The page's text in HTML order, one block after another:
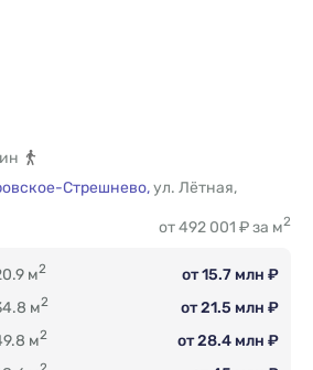
Стрешнево,ул. Лётная,
от 492 001 ₽ за м2
м2
от 15.7 млн ₽
м2
от 21.5 млн ₽
м2
от 28.4 млн ₽